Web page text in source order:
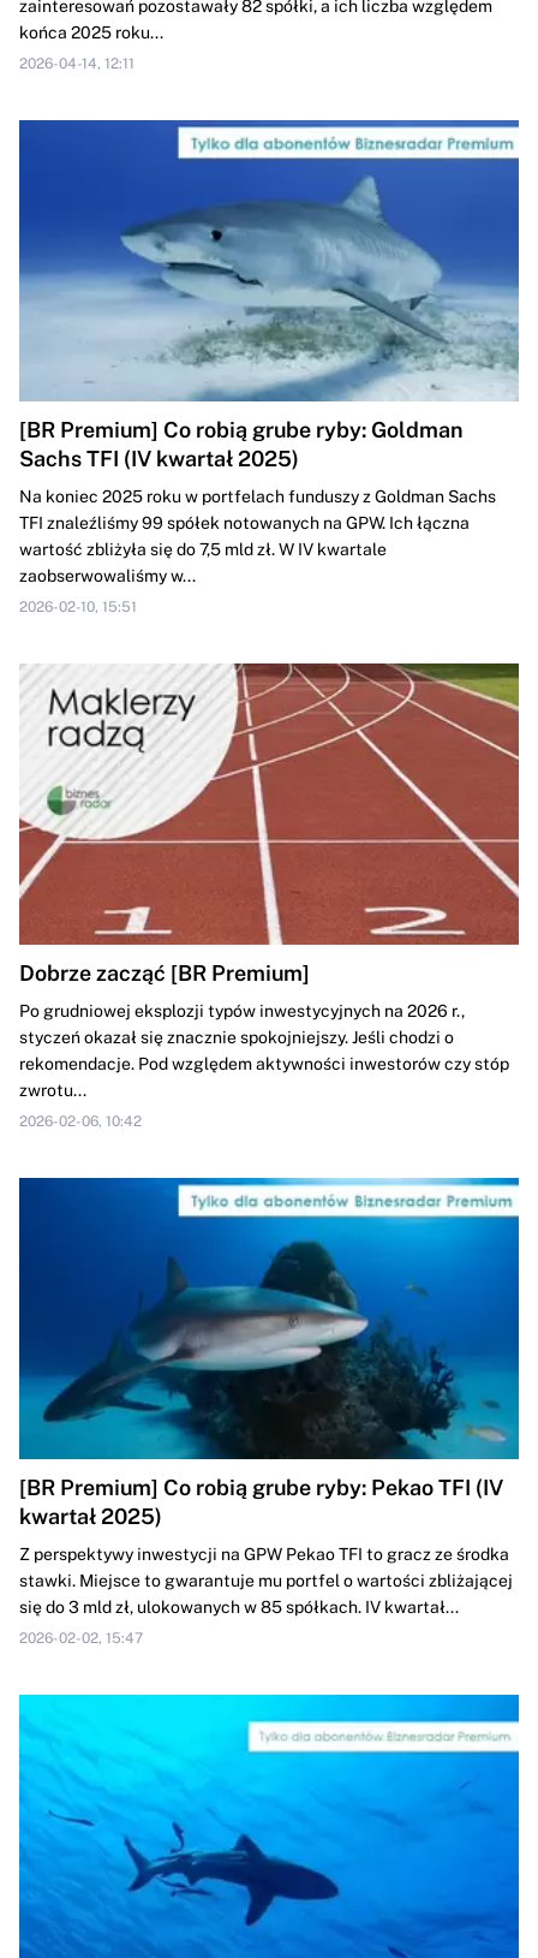
zainteresowań pozostawały 82 spółki, a ich liczba względem
końca 2025 roku...
2026-04-14, 12:11
[BR Premium] Co robią grube ryby: Goldman
Sachs TFI (IV kwartał 2025)
Na koniec 2025 roku w portfelach funduszy z Goldman Sachs
TFI znaleźliśmy 99 spółek notowanych na GPW. Ich łączna
wartość zbliżyła się do 7,5 mld zł. W IV kwartale
zaobserwowaliśmy w...
2026-02-10, 15:51
Dobrze zacząć [BR Premium]
Po grudniowej eksplozji typów inwestycyjnych na 2026 r.,
styczeń okazał się znacznie spokojniejszy. Jeśli chodzi o
rekomendacje. Pod względem aktywności inwestorów czy stóp
zwrotu...
2026-02-06, 10:42
[BR Premium] Co robią grube ryby: Pekao TFI (IV
kwartał 2025)
Z perspektywy inwestycji na GPW Pekao TFI to gracz ze środka
stawki. Miejsce to gwarantuje mu portfel o wartości zbliżającej
się do 3 mld zł, ulokowanych w 85 spółkach. IV kwartał...
2026-02-02, 15:47